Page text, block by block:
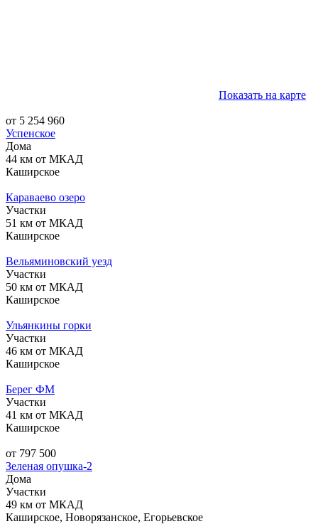
Показать на карте
от 5 254 960
Успенское
Дома
44 км от МКАД
Каширское
Караваево озеро
Участки
51 км от МКАД
Каширское
Вельяминовский уезд
Участки
50 км от МКАД
Каширское
Ульянкины горки
Участки
46 км от МКАД
Каширское
Берег ФМ
Участки
41 км от МКАД
Каширское
от 797 500
Зеленая опушка-2
Дома
Участки
49 км от МКАД
Каширское, Новорязанское, Егорьевское